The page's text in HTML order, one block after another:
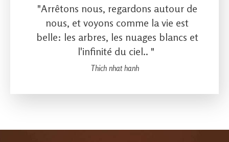
"Arrêtons nous, regardons autour de
nous, et voyons comme la vie est
belle: les arbres, les nuages blancs et
l'infinité du ciel.. "
Thich nhat hanh